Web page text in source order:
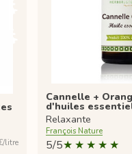
litre
Cannelle +
d'huiles
Relaxante
François Nature
5/5